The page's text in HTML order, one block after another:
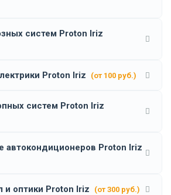
систем Proton Iriz
Proton Iriz (от 100 руб.)
систем Proton Iriz
автокондиционеров Proton Iriz
и оптики Proton Iriz (от 300 руб.)